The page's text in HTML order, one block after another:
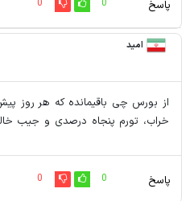
پاسخ 0
0
امید
از بورس چی باقیمانده که هر روز
خراب، تورم پنجاه درصدی و جیب
پاسخ 0
0